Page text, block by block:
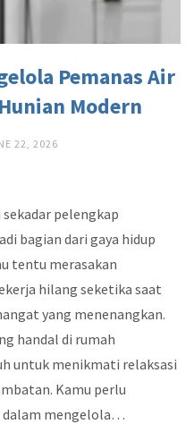
Pemanas Air
Modern
22, 2026
pelengkap
bagian dari gaya hidup
tentu merasakan
hilang seketika saat
yang menenangkan.
handal di rumah
untuk menikmati relaksasi
Kamu perlu
dalam mengelola…